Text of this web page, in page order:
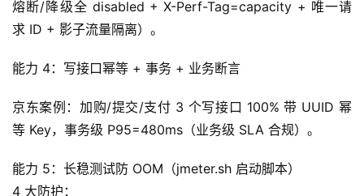
熔断/降级全 disabled + X-Perf-Tag=capacity + 唯一请
求 ID + 影子流量隔离）。
能力 4：写接口幂等 + 事务 + 业务断言
京东案例：加购/提交/支付 3 个写接口 100% 带 UUID 幂
等 Key，事务级 P95=480ms（业务级 SLA 合规）。
能力 5：长稳测试防 OOM（jmeter.sh 启动脚本）
4 大防护：